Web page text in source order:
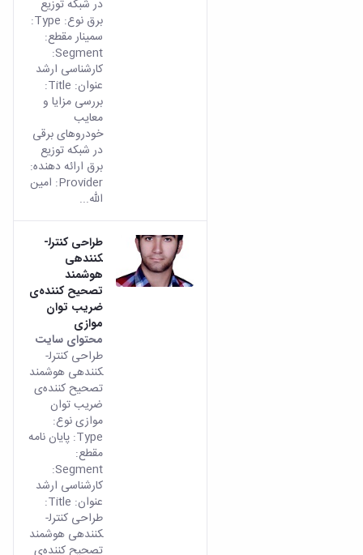
در شبکه توزیع
برق نوع: Type:
سمینار مقطع:
Segment:
کارشناسی ارشد
عنوان: Title:
بررسی مزایا و
معایب
خودروهای برقی
در شبکه توزیع
برق ارائه دهنده:
Provider: امین
الله...
طراحی کنترل­
کننده­ی
هوشمند
تصحیح کننده‌ی
ضریب توان
موازی
محتوای سایت
طراحی کنترل­
کننده­ی هوشمند
تصحیح کننده‌ی
ضریب توان
موازی نوع:
Type: پایان نامه
مقطع:
Segment:
کارشناسی ارشد
عنوان: Title:
طراحی کنترل­
کننده­ی هوشمند
تصحیح کننده‌ی